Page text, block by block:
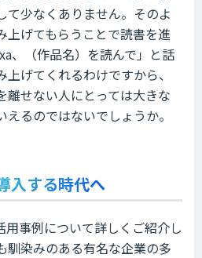
て少なくありません。そのよ
上げてもらうことで読書を進
、（作品名）を読んで」と話
げてくれるわけですから、
離せない人にとっては大きな
るのではないでしょうか。
入する時代へ
事例について詳しくご紹介し
馴染みのある有名な企業の多